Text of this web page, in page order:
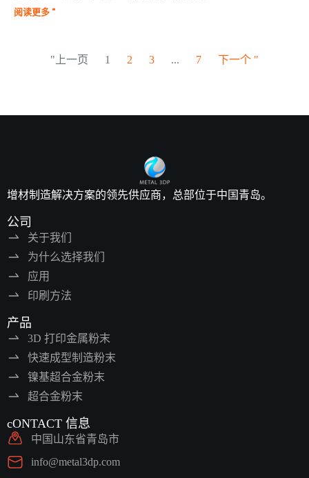
阅读更多 "
"上一页 1 2 3 ... 7 下一个 "
增材制造解决方案的领先供应商，总部位于中国青岛。
公司
关于我们
为什么选择我们
应用
印刷方法
产品
3D 打印金属粉末
快速成型制造粉末
镍基超合金粉末
超合金粉末
cONTACT 信息
中国山东省青岛市
info@metal3dp.com